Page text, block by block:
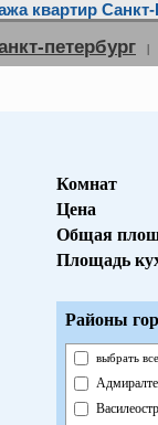
квартир Санкт-
петербург |
Комнат
Цена
Общая
Площадь
Районы
выбрать все